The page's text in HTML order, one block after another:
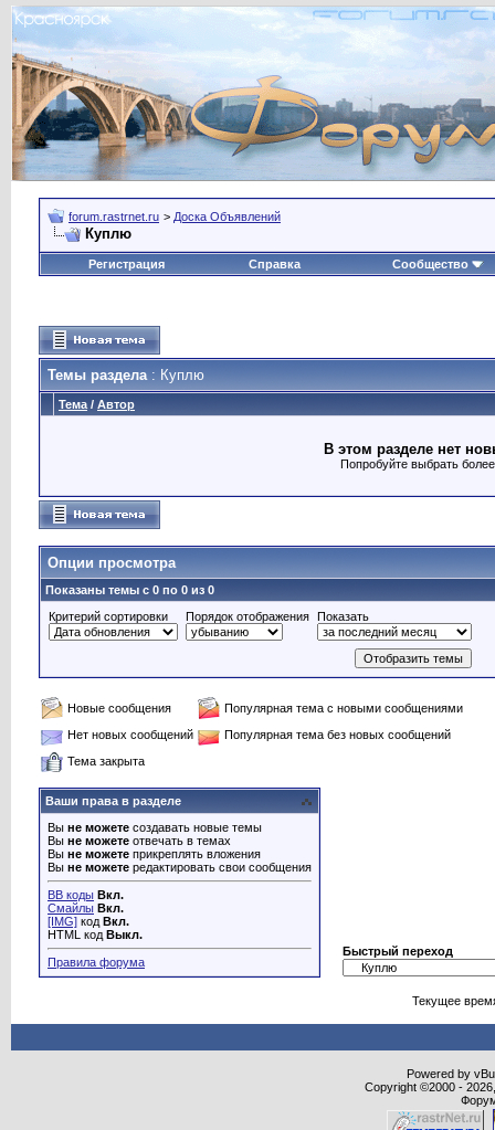
forum.rastrnet.ru > Доска Объявлений
Куплю
Регистрация Справка Сообщество
Темы раздела: Куплю
Тема / Автор
В этом разделе нет
Попробуйте выбрать
Опции просмотра
Показаны темы с 0 по 0 из 0
Критерий сортировки
Порядок отображения Показать
Новые сообщения
Популярная тема с новыми сообщениями
Нет новых сообщений
Популярная тема без новых сообщений
Тема закрыта
Ваши права в разделе
Вы не можете создавать новые темы
Вы не можете отвечать в темах
Вы не можете прикреплять вложения
Вы не можете редактировать свои сообщения
BB коды Вкл.
Смайлы Вкл.
[IMG] код Вкл.
HTML код Выкл.
Правила форума
Быстрый переход
Текущее
Powered by
Copyright ©2000 -